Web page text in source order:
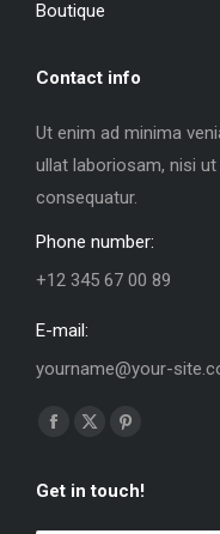
Boutique
Contact info
Ut enim ad minima
ullat laboriosam, nisi
consequatur.
Phone number:
+12 345 67 00 89
E-mail:
yourname@your-
Trouvez nous sur :
La
Facebook
s'ouvre
La
X
s'ouvre
La
Pinterest
s'ouvre
Get in touch!